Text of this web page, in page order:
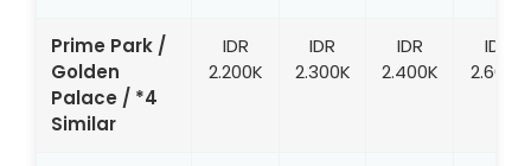
Prime Park /
Golden
Palace / *4
Similar
IDR
2.200K
IDR
2.300K
IDR
2.400K
IDR
2.600K